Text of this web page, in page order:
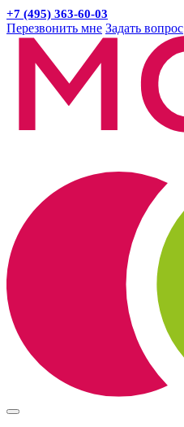
+7 (495) 363-60-03
Перезвонить мне Задать вопрос